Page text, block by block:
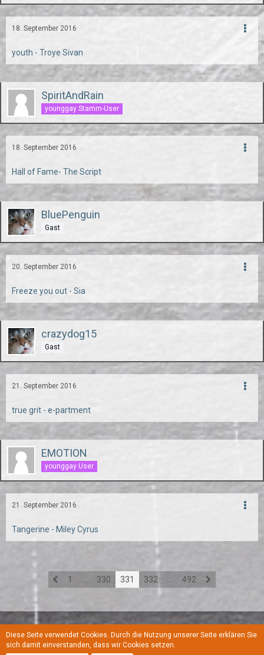
18. September 2016
youth - Troye Sivan
SpiritAndRain
younggay Stamm-User
18. September 2016
Hall of Fame- The Script
BluePenguin
Gast
20. September 2016
Freeze you out - Sia
crazydog15
Gast
21. September 2016
true grit - e-partment
EMOTION
younggay User
21. September 2016
Tangerine - Miley Cyrus
1 330 331 332 492
Regeln Datenschutzerklärung Kontakt
Diese Seite verwendet Cookies. Durch die Nutzung unserer Seite erklären Sie
sich damit einverstanden, dass wir Cookies setzen.